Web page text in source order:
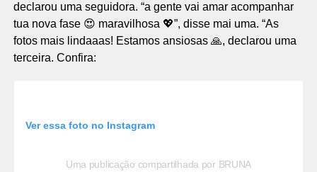
declarou uma seguidora. “a gente vai amar acompanhar
tua nova fase 😍 maravilhosa 💖”, disse mai uma. “As
fotos mais lindaaas! Estamos ansiosas 🙏, declarou uma
terceira. Confira:
Ver essa foto no Instagram
Uma publicação compartilhada por BRUNA